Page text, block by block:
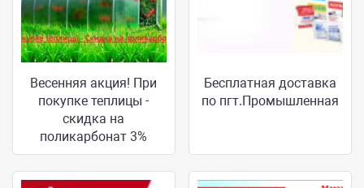
Весенняя акция! При
покупке теплицы -
скидка на
поликарбонат 3%
Бесплатная доставка
по пгт.Промышленная